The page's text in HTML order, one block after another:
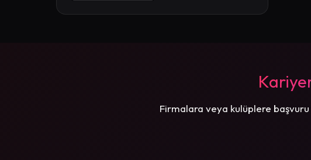
Firmalara veya kulüplere